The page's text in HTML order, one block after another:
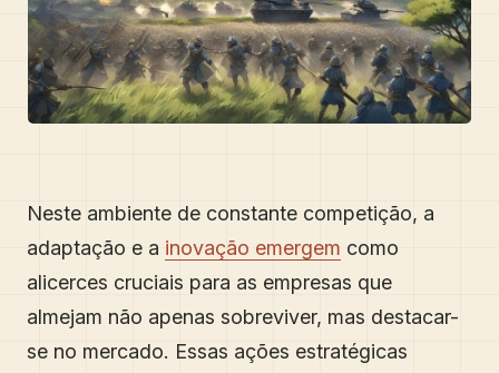
Neste ambiente de constante competição, a
adaptação e a inovação emergem como
alicerces cruciais para as empresas que
almejam não apenas sobreviver, mas destacar-
se no mercado. Essas ações estratégicas